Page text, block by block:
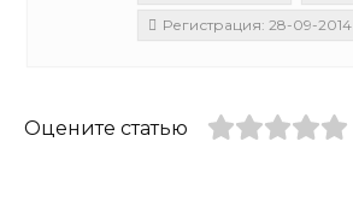
Регистрация: 28-09-2014
Оцените статью